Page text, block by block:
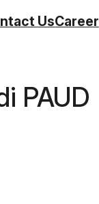
UsCareer
PAUD